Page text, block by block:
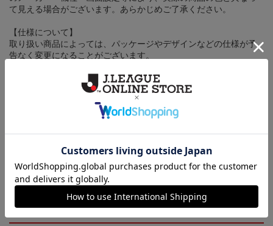
て見える場合がございます。あらかじめご了承ください。
【仕様について】
取り扱い商品によっては、パッケージやデザインなどの仕様が予
告なく変更になることがございます。
ギフト対応について
トピックス